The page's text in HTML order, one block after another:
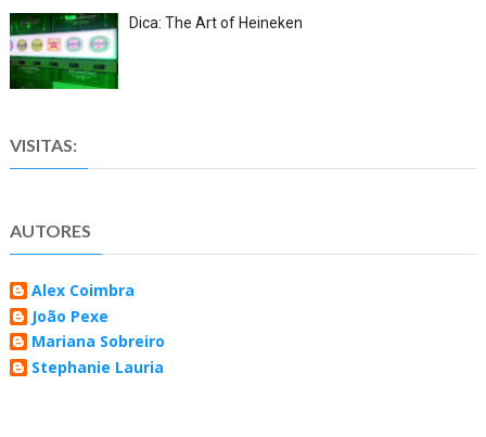
Dica: The Art of Heineken
VISITAS:
AUTORES
Alex Coimbra
João Pexe
Mariana Sobreiro
Stephanie Lauria